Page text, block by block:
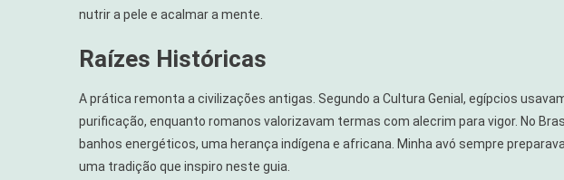
nutrir a pele e acalmar a mente.
Raízes Históricas
A prática remonta a civilizações antigas. Segundo a Cultura Genial, egípcios
purificação, enquanto romanos valorizavam termas com alecrim para vigor. No
banhos energéticos, uma herança indígena e africana. Minha avó sempre
uma tradição que inspiro neste guia.